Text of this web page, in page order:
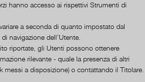
hanno accesso ai rispettivi Strumenti di
a seconda di quanto impostato dal
navigazione dell’Utente.
riportate, gli Utenti possono ottenere
rilevante - quale la presenza di altri
messi a disposizione) o contattando il Titolare.